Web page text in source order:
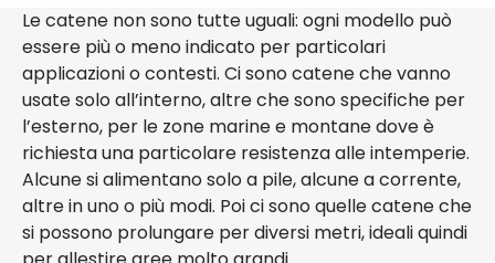
…
successiva
Le catene non sono tutte uguali: ogni modello può
essere più o meno indicato per particolari
applicazioni o contesti. Ci sono catene che vanno
usate solo all’interno, altre che sono specifiche per
l’esterno, per le zone marine e montane dove è
richiesta una particolare resistenza alle intemperie.
Alcune si alimentano solo a pile, alcune a corrente,
altre in uno o più modi. Poi ci sono quelle catene che
si possono prolungare per diversi metri, ideali quindi